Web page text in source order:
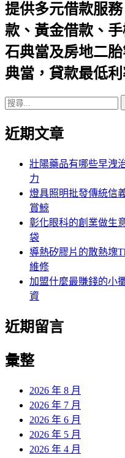
航
列
提供多元借款服
款、黃金借款、
石典當及房地二
典當，貸款最低
搜
關
近期文章
壯陽藥品有哪些早洩
力
燈具照明批發傳統信
賞鯨
彰化眼科的創業做生
袋
導熱矽膠片的散熱塊
維修
加盟什麼最賺錢的小
資
近期留言
彙整
2026 年 8 月
2026 年 7 月
2026 年 6 月
2026 年 5 月
2026 年 4 月